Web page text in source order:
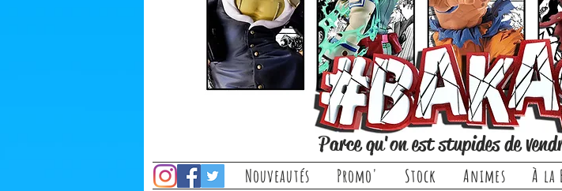
Parce qu'on est stupides de
Nouveautés Promo' Stock Animes À la